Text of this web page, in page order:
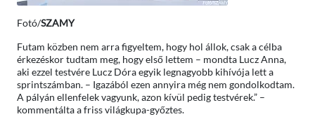
Fotó/SZAMY
Futam közben nem arra figyeltem, hogy hol állok, csak a célba
érkezéskor tudtam meg, hogy első lettem – mondta Lucz Anna,
aki ezzel testvére Lucz Dóra egyik legnagyobb kihívója lett a
sprintszámban. – Igazából ezen annyira még nem gondolkodtam.
A pályán ellenfelek vagyunk, azon kívül pedig testvérek.” –
kommentálta a friss világkupa-győztes.